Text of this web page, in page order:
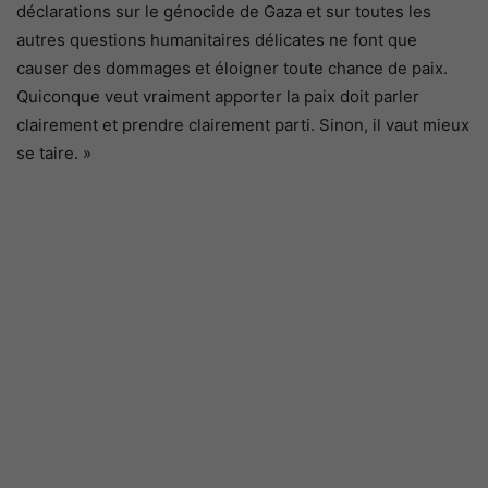
déclarations sur le génocide de Gaza et sur toutes les
autres questions humanitaires délicates ne font que
causer des dommages et éloigner toute chance de paix.
Quiconque veut vraiment apporter la paix doit parler
clairement et prendre clairement parti. Sinon, il vaut mieux
se taire. »